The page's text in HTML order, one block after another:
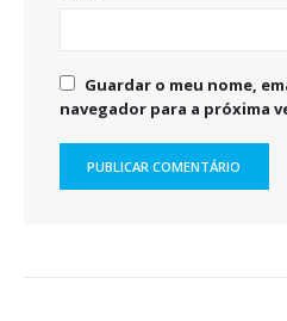
Guardar o meu nome,
navegador para a próxima